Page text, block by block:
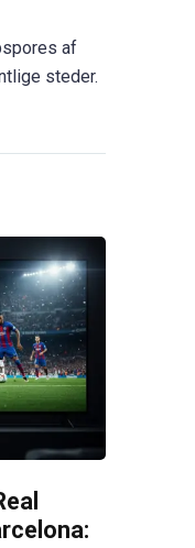
af
steder.